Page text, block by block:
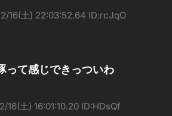
16(土) 22:03:52.64 ID:rcJqO
って感じできっついわ
16(土) 16:01:10.20 ID:HDsQf